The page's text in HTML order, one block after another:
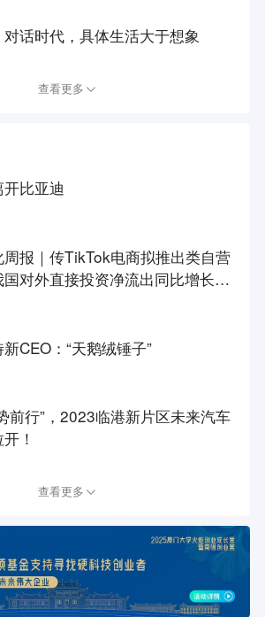
话时代，具体生活大于想象
查看更多
比亚迪
报｜传TikTok电商拟推出类自营
对外直接投资净流出同比增长2
CEO：“天鹅绒锤子”
前行”，2023临港新片区未来汽车
！
查看更多